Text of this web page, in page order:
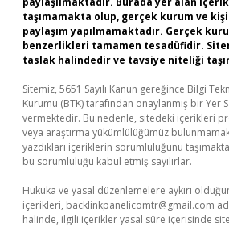
taşımamakta olup, gerçek kurum ve
paylaşım yapılmamaktadır. Gerçek
benzerlikleri tamamen tesadüfidir.
taslak halindedir ve tavsiye niteliği
Sitemiz, 5651 Sayılı Kanun gereğince Bilgi
Kurumu (BTK) tarafından onaylanmış bir Yer
vermektedir. Bu nedenle, sitedeki içerikleri
veya araştırma yükümlülüğümüz
yazdıkları içeriklerin sorumluluğunu
bu sorumluluğu kabul etmiş sayılırlar.
Hukuka ve yasal düzenlemelere aykırı
içerikleri, backlinkpanelicomtr@gmail.com
halinde, ilgili içerikler yasal süre içerisinde